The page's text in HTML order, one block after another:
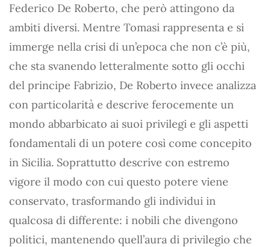
Federico De Roberto, che però attingono da
ambiti diversi. Mentre Tomasi rappresenta e si
immerge nella crisi di un’epoca che non c’è più,
che sta svanendo letteralmente sotto gli occhi
del principe Fabrizio, De Roberto invece analizza
con particolarità e descrive ferocemente un
mondo abbarbicato ai suoi privilegi e gli aspetti
fondamentali di un potere così come concepito
in Sicilia. Soprattutto descrive con estremo
vigore il modo con cui questo potere viene
conservato, trasformando gli individui in
qualcosa di differente: i nobili che divengono
politici, mantenendo quell’aura di privilegio che